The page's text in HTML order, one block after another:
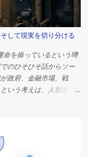
ある。ピラミッドは一
えるかもしれない。ほと
なファラオのための壮
致している。しかし、
かに複雑だ。これらの
、経済組織、そして歴
外れた野心を象徴して
かを理解するには、古
プト人は死を終わりと
在への移行であると信
して現実を切り分ける
命を操っているという噂
のひそひそ話からソー
政府、金融市場、戦
いう考えは、人類史上
ません。しかし、これ
理由は、政治、経済、